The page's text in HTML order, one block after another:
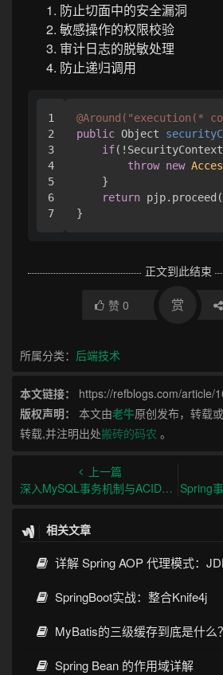
防止切面中的安全漏洞
敏感操作的权限校验
审计日志的脱敏处理
防止递归调用
1
2
3
4
5
6
@Around("execution(*
public Object
if
throw new
    }
return
正文到此结束
赞 0 赏
所属分类： 后端技术
本文链接：
https://refblogs.com/article/
版权声明：
本文由老牛原创发布，转载
转载,并注明出处搬砖的码农 。
上一篇
深入MySQL事务机制与ACID特性实现原理
Spring
相关文章
详解 Spring AOP 代理模式：JDK 动态代理与
SpringBoot实战：整合Knife4j
MyBatis的三级缓存到底是什么？一文讲清一级缓存、二
Spring Bean 的作用域详解